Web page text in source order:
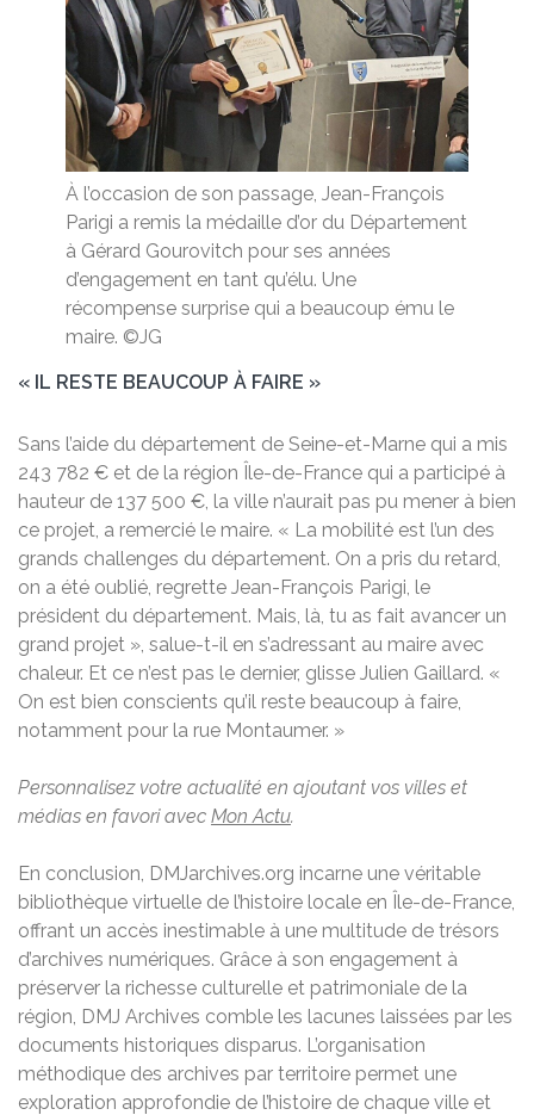
À l’occasion de son passage, Jean-François
Parigi a remis la médaille d’or du Département
à Gérard Gourovitch pour ses années
d’engagement en tant qu’élu. Une
récompense surprise qui a beaucoup ému le
maire. ©JG
« IL RESTE BEAUCOUP À FAIRE »
Sans l’aide du département de Seine-et-Marne qui a mis
243 782 € et de la région Île-de-France qui a participé à
hauteur de 137 500 €, la ville n’aurait pas pu mener à bien
ce projet, a remercié le maire. « La mobilité est l’un des
grands challenges du département. On a pris du retard,
on a été oublié, regrette Jean-François Parigi, le
président du département. Mais, là, tu as fait avancer un
grand projet », salue-t-il en s’adressant au maire avec
chaleur. Et ce n’est pas le dernier, glisse Julien Gaillard. «
On est bien conscients qu’il reste beaucoup à faire,
notamment pour la rue Montaumer. »
Personnalisez votre actualité en ajoutant vos villes et
médias en favori avec Mon Actu.
En conclusion, DMJarchives.org incarne une véritable
bibliothèque virtuelle de l’histoire locale en Île-de-France,
offrant un accès inestimable à une multitude de trésors
d’archives numériques. Grâce à son engagement à
préserver la richesse culturelle et patrimoniale de la
région, DMJ Archives comble les lacunes laissées par les
documents historiques disparus. L’organisation
méthodique des archives par territoire permet une
exploration approfondie de l’histoire de chaque ville et